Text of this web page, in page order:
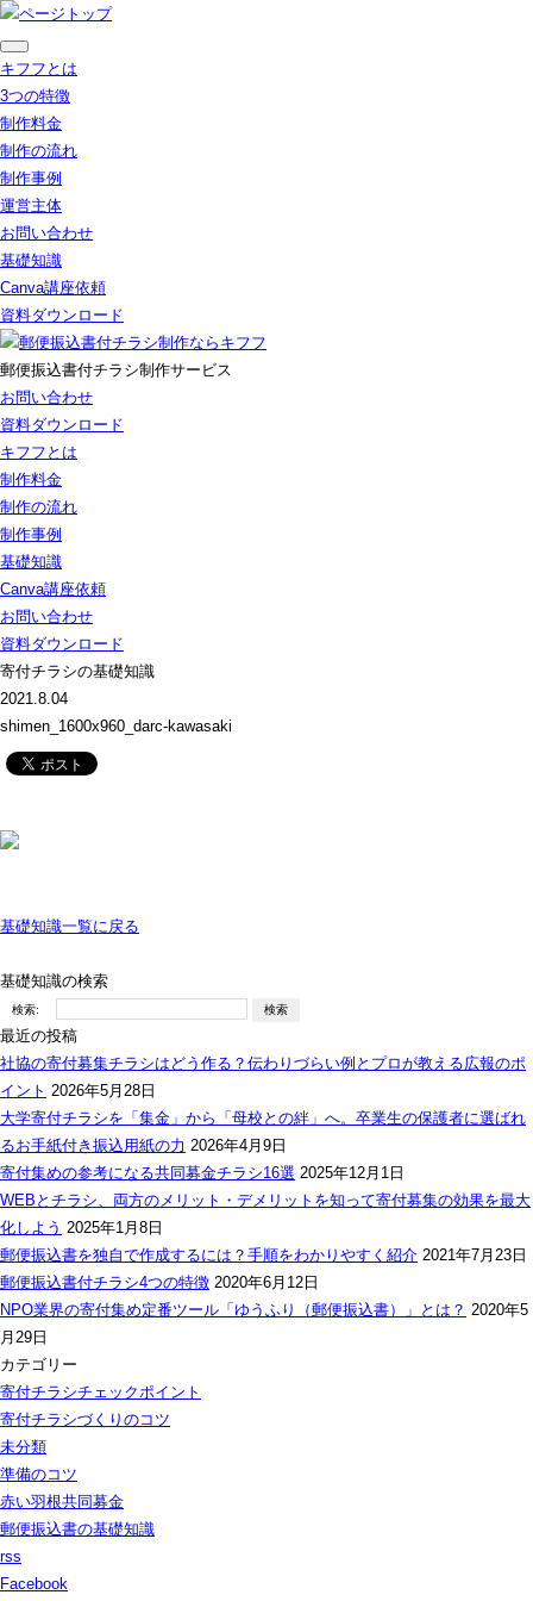
キフフとは
3つの特徴
制作料金
制作の流れ
制作事例
運営主体
お問い合わせ
基礎知識
Canva講座依頼
資料ダウンロード
郵便振込書付チラシ制作サービス
お問い合わせ
資料ダウンロード
キフフとは
制作料金
制作の流れ
制作事例
基礎知識
Canva講座依頼
お問い合わせ
資料ダウンロード
寄付チラシの基礎知識
2021.8.04
shimen_1600x960_darc-kawasaki
基礎知識一覧に戻る
基礎知識の検索
検索:
最近の投稿
社協の寄付募集チラシはどう作る？伝わりづらい例とプロが教える広報のポ
イント 2026年5月28日
大学寄付チラシを「集金」から「母校との絆」へ。卒業生の保護者に選ばれ
るお手紙付き振込用紙の力 2026年4月9日
寄付集めの参考になる共同募金チラシ16選 2025年12月1日
WEBとチラシ、両方のメリット・デメリットを知って寄付募集の効果を最大
化しよう 2025年1月8日
郵便振込書を独自で作成するには？手順をわかりやすく紹介 2021年7月23日
郵便振込書付チラシ4つの特徴 2020年6月12日
NPO業界の寄付集め定番ツール「ゆうふり（郵便振込書）」とは？ 2020年5
月29日
カテゴリー
寄付チラシチェックポイント
寄付チラシづくりのコツ
未分類
準備のコツ
赤い羽根共同募金
郵便振込書の基礎知識
rss
Facebook